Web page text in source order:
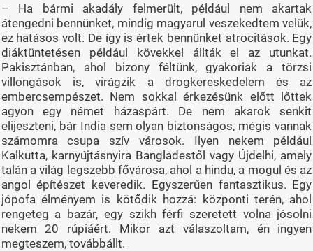
– Ha bármi akadály felmerült, például nem akartak
átengedni bennünket, mindig magyarul veszekedtem velük,
ez hatásos volt. De így is értek bennünket atrocitások. Egy
diáktüntetésen például kövekkel állták el az utunkat.
Pakisztánban, ahol bizony féltünk, gyakoriak a törzsi
villongások is, virágzik a drogkereskedelem és az
embercsempészet. Nem sokkal érkezésünk előtt lőttek
agyon egy német házaspárt. De nem akarok senkit
elijeszteni, bár India sem olyan biztonságos, mégis vannak
számomra csupa szív városok. Ilyen nekem például
Kalkutta, karnyújtásnyira Bangladestől vagy Újdelhi, amely
talán a világ legszebb fővárosa, ahol a hindu, a mogul és az
angol építészet keveredik. Egyszerűen fantasztikus. Egy
jópofa élményem is kötődik hozzá: központi terén, ahol
rengeteg a bazár, egy szikh férfi szeretett volna jósolni
nekem 20 rúpiáért. Mikor azt válaszoltam, én ingyen
megteszem, továbbállt.